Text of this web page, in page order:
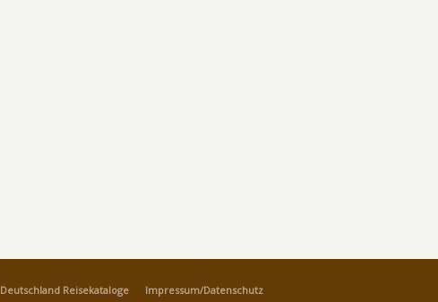
Deutschland Reisekataloge Impressum/Datenschutz